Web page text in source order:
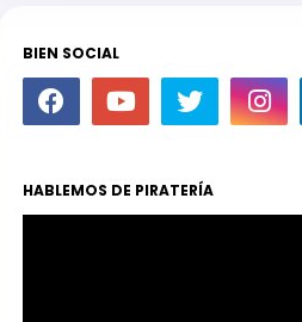
BIEN SOCIAL
HABLEMOS DE PIRATERÍA